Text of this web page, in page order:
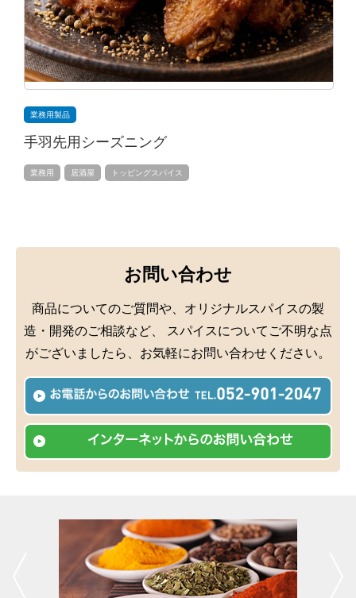
業務用製品
手羽先用シーズニング
業務用 居酒屋 トッピングスパイス
お問い合わせ
商品についてのご質問や、オリジナルスパイスの製
造・開発のご相談など、
スパイスについてご不明な点
がございましたら、お気軽にお問い合わせください。